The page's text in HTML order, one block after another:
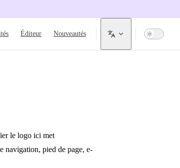
Éditeur Nouveautés
le logo ici met
navigation, pied de page, e-